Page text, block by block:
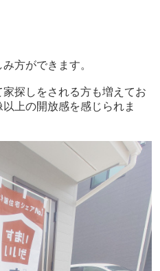
方ができます。
探しをされる方も増えてお
上の開放感を感じられま